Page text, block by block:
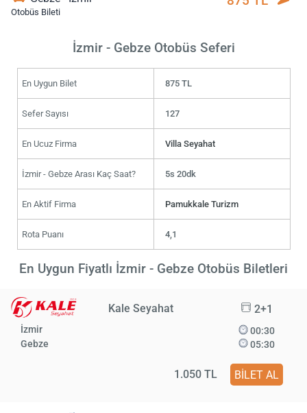
Otobüs Bileti
İzmir - Gebze Otobüs Seferi
En Uygun Bilet 875 TL
Sefer Sayısı 127
En Ucuz Firma Villa Seyahat
İzmir - Gebze Arası Kaç Saat? 5s 20dk
En Aktif Firma Pamukkale Turizm
Rota Puanı 4,1
En Uygun Fiyatlı İzmir - Gebze Otobüs Biletleri
Kale Seyahat 2+1
İzmir
Gebze
00:30
05:30
1.050 TL BİLET AL